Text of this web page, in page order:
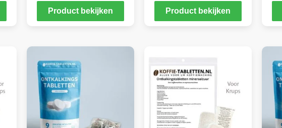
Product bekijken
Product bekijken